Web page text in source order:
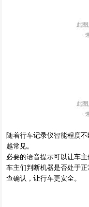
随着行车记录仪智能程度
越常见。
必要的语音提示可以让车
车主们判断机器是否处于
查确认，让行车更安全。